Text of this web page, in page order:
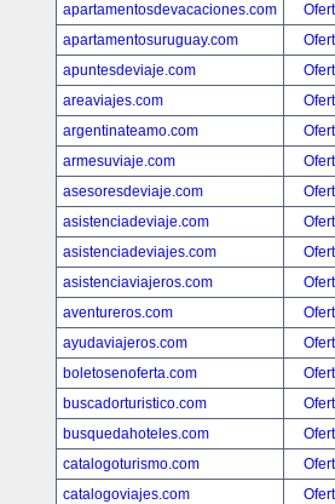
apartamentosdevacaciones.com
apartamentosuruguay.com
apuntesdeviaje.com
areaviajes.com
argentinateamo.com
armesuviaje.com
asesoresdeviaje.com
asistenciadeviaje.com
asistenciadeviajes.com
asistenciaviajeros.com
aventureros.com
ayudaviajeros.com
boletosenoferta.com
buscadorturistico.com
busquedahoteles.com
catalogoturismo.com
catalogoviajes.com